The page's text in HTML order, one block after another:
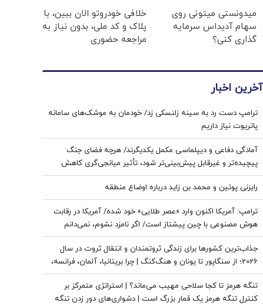
میدونستی میتونی روی
سهام آدیداس سرمایه
گذاری کنی؟
خلافی خودروتو الان ببین، با
پلاک و کد ملی، بدون نیاز به
مراجعه حضوری
آخرین اخبار
ترامپ دست رد به سینه زلنسکی زد/ خودمان به موشک‌های سامانه
پاتریوت نیاز داریم
آمادگی دفاعی و دیپلماسی مکمل یکدیگرند/ هرچه فضای جنگ
پیچیده‌تر و غیرقابل پیش‌بینی‌تر شود، تأثیر میانجی‌گری کاهش
پیدا می‌کند/ نتانیاهو دنبال حفظ وضعیت «نه جنگ، نه صلح» در
منطقه است
رایزنی پوتین و محمد بن زاید درباره اوضاع منطقه
ترامپ: آمریکا اکنون وارد «عصر طلایی» خود شده/ آمریکا در رقابت
هوش مصنوعی با چین پیشتاز است/ اگر نامزد نشوم، نمی‌دانم
طرفدارانم باز هم رأی می‌دهند یا نه
جذاب‌ترین کشورها برای زندگی ثروتمندان و انتقال ثروت در سال
2026؛ از سنگاپور تا یونان و هنگ‌کنگ | چرا بریتانیا، آلمان، فرانسه،
نروژ و کره جنوبی درحال از دست دادن جذابیت هستند؟
تنگه هرمز تا کجا سلاحی مهیب می‌ماند؟ | استراتژی متمرکز بر
کنترل تنگه هرمز یک قمار بزرگ است | دشواری‌های دور زدن تنگه